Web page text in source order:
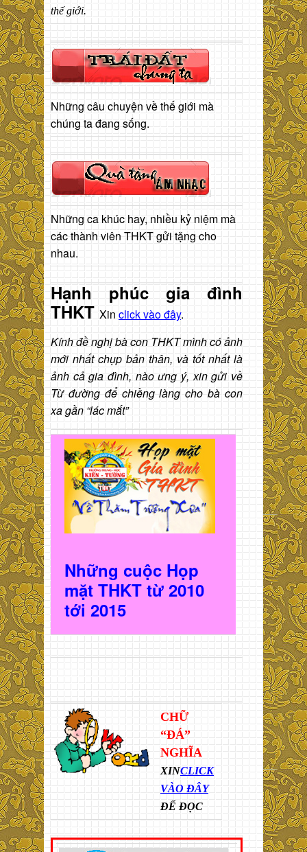
thế giới.
Những câu chuyện về thế giới mà
chúng ta đang sống.
Những ca khúc hay, nhiều kỷ niệm mà
các thành viên THKT gửi tặng cho
nhau.
Hạnh phúc gia đình
THKT Xin click vào đây.
Kính đề nghị bà con THKT mình có ảnh
mới nhất chụp bản thân, và tốt nhất là
ảnh cả gia đình, nào ưng ý, xin gửi về
Từ đường để chiềng làng cho bà con
xa gần “lác mắt”
Những cuộc Họp
mặt THKT từ 2010
tới 2015
CHỮ
“ĐÁ”
NGHĨA
XINCLICK
VÀO ĐÂY
ĐỂ ĐỌC